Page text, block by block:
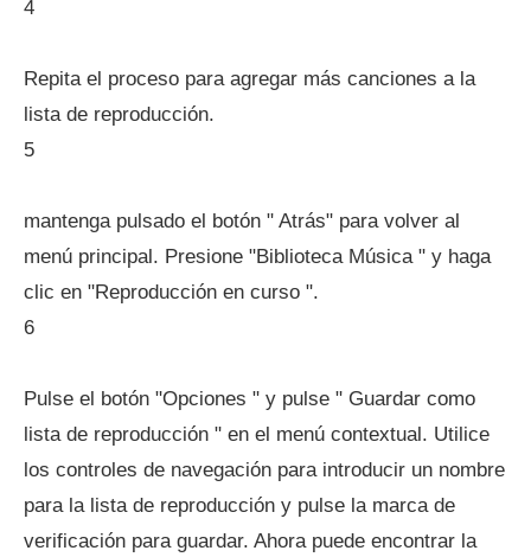
4
Repita el proceso para agregar más canciones a la
lista de reproducción.
5
mantenga pulsado el botón " Atrás" para volver al
menú principal. Presione "Biblioteca Música " y haga
clic en "Reproducción en curso ".
6
Pulse el botón "Opciones " y pulse " Guardar como
lista de reproducción " en el menú contextual. Utilice
los controles de navegación para introducir un nombre
para la lista de reproducción y pulse la marca de
verificación para guardar. Ahora puede encontrar la